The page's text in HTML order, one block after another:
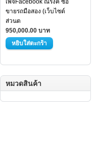
เพจFacebook ณรงค์ ซื้อ
ขายรถมือสอง (เว็บไซต์
ส่วนต
950,000.00 บาท
หมวดสินค้า